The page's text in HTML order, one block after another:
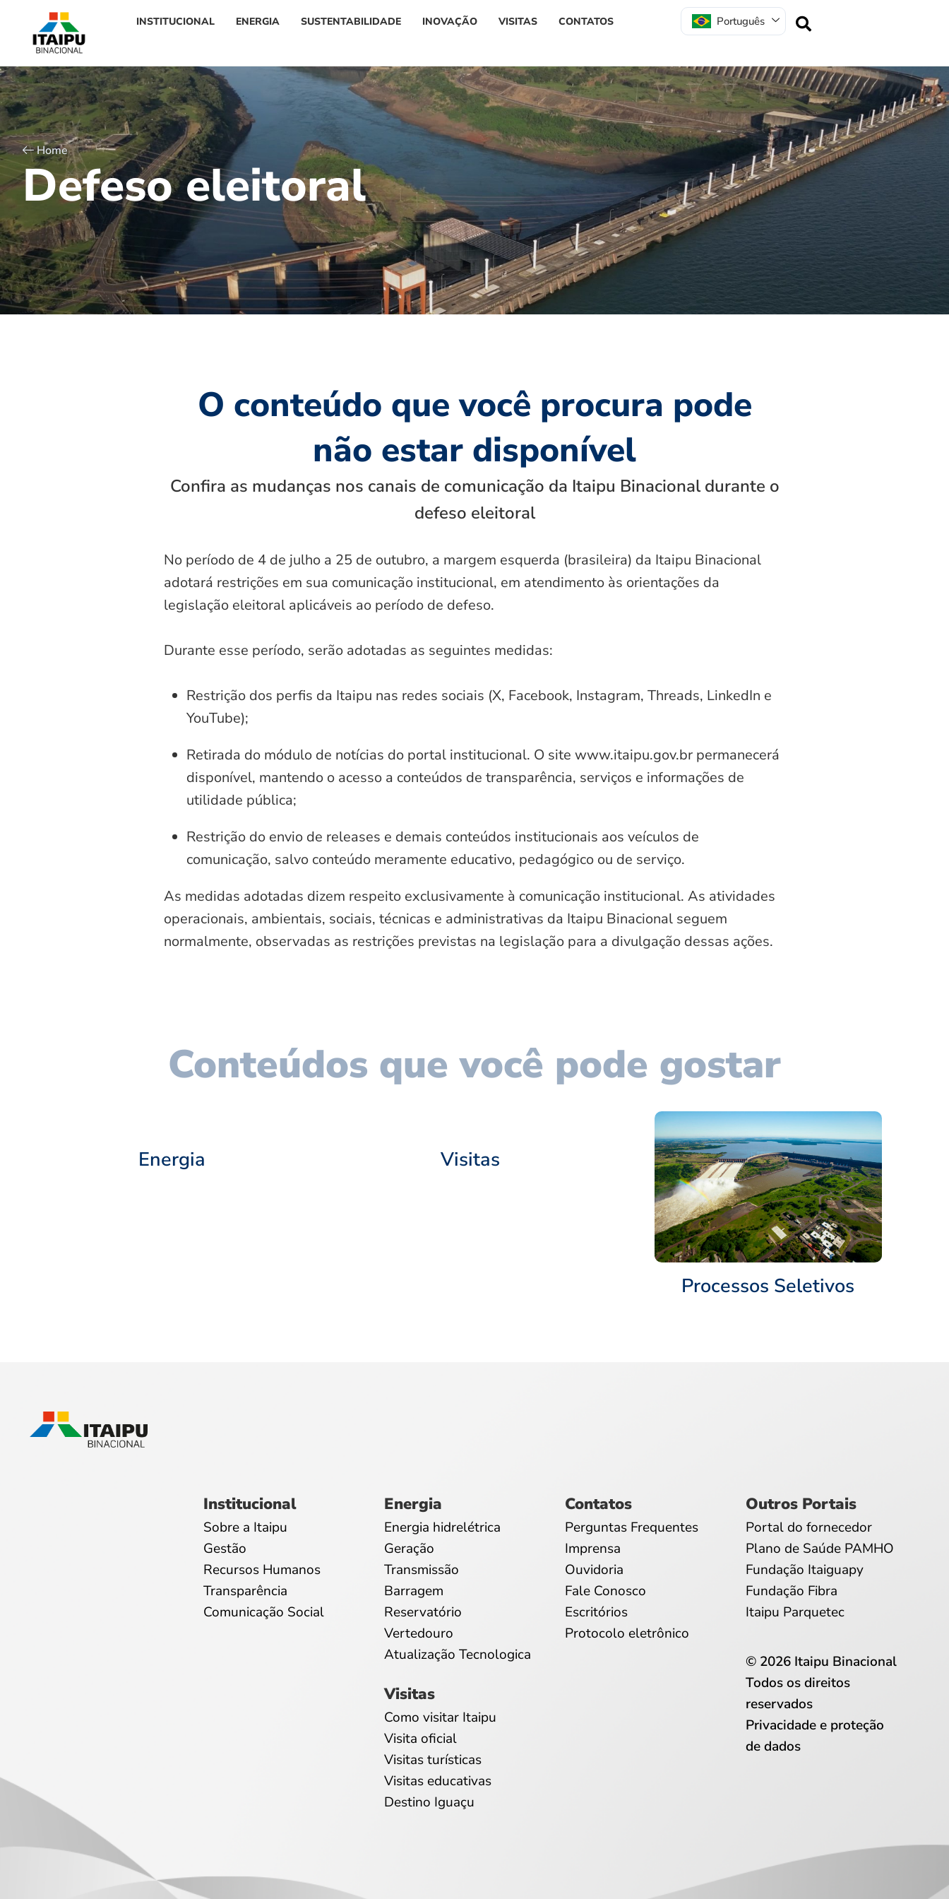
INSTITUCIONAL ENERGIA SUSTENTABILIDADE INOVAÇÃO VISITAS CONTATOS Português
Home
Defeso eleitoral
O conteúdo que você procura pode
não estar disponível
Confira as mudanças nos canais de comunicação da Itaipu Binacional durante o
defeso eleitoral
No período de 4 de julho a 25 de outubro, a margem esquerda (brasileira) da Itaipu Binacional
adotará restrições em sua comunicação institucional, em atendimento às orientações da
legislação eleitoral aplicáveis ao período de defeso.
Durante esse período, serão adotadas as seguintes medidas:
Restrição dos perfis da Itaipu nas redes sociais (X, Facebook, Instagram, Threads, LinkedIn e
YouTube);
Retirada do módulo de notícias do portal institucional. O site www.itaipu.gov.br permanecerá
disponível, mantendo o acesso a conteúdos de transparência, serviços e informações de
utilidade pública;
Restrição do envio de releases e demais conteúdos institucionais aos veículos de
comunicação, salvo conteúdo meramente educativo, pedagógico ou de serviço.
As medidas adotadas dizem respeito exclusivamente à comunicação institucional. As atividades
operacionais, ambientais, sociais, técnicas e administrativas da Itaipu Binacional seguem
normalmente, observadas as restrições previstas na legislação para a divulgação dessas ações.
Conteúdos que você pode gostar
Energia Visitas
Processos Seletivos
Institucional
Sobre a Itaipu
Gestão
Recursos Humanos
Transparência
Comunicação Social
Energia
Energia hidrelétrica
Geração
Transmissão
Barragem
Reservatório
Vertedouro
Atualização Tecnologica
Visitas
Como visitar Itaipu
Visita oficial
Visitas turísticas
Visitas educativas
Destino Iguaçu
Contatos
Perguntas Frequentes
Imprensa
Ouvidoria
Fale Conosco
Escritórios
Protocolo eletrônico
Outros Portais
Portal do fornecedor
Plano de Saúde PAMHO
Fundação Itaiguapy
Fundação Fibra
Itaipu Parquetec
© 2026 Itaipu Binacional
Todos os direitos
reservados
Privacidade e proteção
de dados